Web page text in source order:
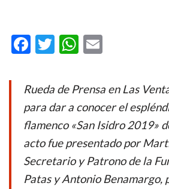
F
e
b
o
o
k
T
itt
er
W
at
s
A
p
p
ail
Rueda de Prensa en Las
para dar a conocer el
flamenco «San Isidro 2019»
acto fue presentado por
Secretario y Patrono de la
Patas y Antonio Benamargo,